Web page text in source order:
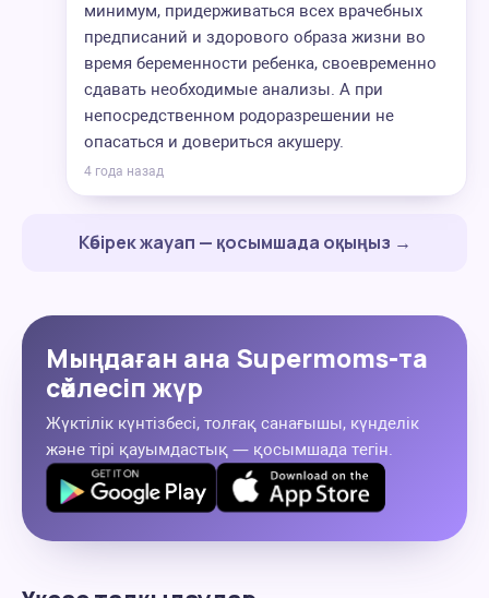
минимум, придерживаться всех врачебных
предписаний и здорового образа жизни во
время беременности ребенка, своевременно
сдавать необходимые анализы. А при
непосредственном родоразрешении не
опасаться и довериться акушеру.
4 года назад
Көбірек жауап — қосымшада оқыңыз →
Мыңдаған ана Supermoms-та
сөйлесіп жүр
Жүктілік күнтізбесі, толғақ санағышы, күнделік
және тірі қауымдастық — қосымшада тегін.